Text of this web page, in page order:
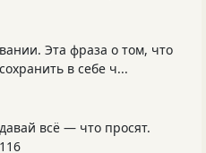
Эта фраза о том, что
в себе ч...
всё — что просят.